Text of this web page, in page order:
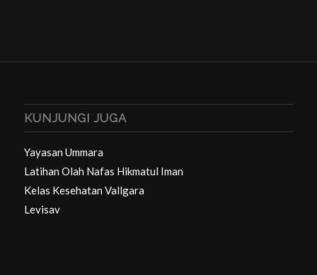
KUNJUNGI JUGA
Yayasan Ummara
Latihan Olah Nafas Hikmatul Iman
Kelas Kesehatan Vallgara
Levisav